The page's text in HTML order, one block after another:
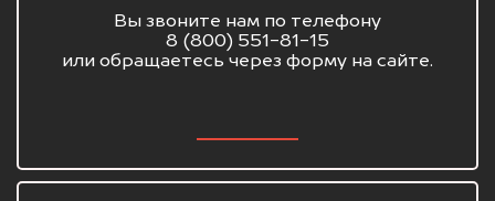
Вы звоните нам по телефону
8 (800) 551-81-15
или обращаетесь через форму на сайте.